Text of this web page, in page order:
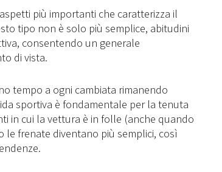
più importanti che caratterizza il
tipo non è solo più semplice, abitudini
consentendo un generale
di vista.
tempo a ogni cambiata rimanendo
sportiva è fondamentale per la tenuta
in cui la vettura è in folle (anche quando
le frenate diventano più semplici, così